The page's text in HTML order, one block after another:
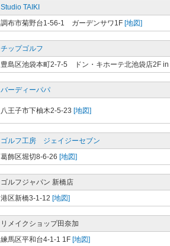
Studio TAIKI
調布市菊野台1-56-1 ガーデンサワ1F [地図]
チップゴルフ
豊島区池袋本町2-7-5 ドン・キホーテ北池袋店2F in
バーディーパパ
八王子市下柚木2-5-23 [地図]
ゴルフ工房 ジェイジーセブン
葛飾区堀切8-6-26 [地図]
ゴルフジャパン 新橋店
港区新橋3-1-12 [地図]
リメイクショップ田奈加
練馬区平和台4-1-1 1F [地図]